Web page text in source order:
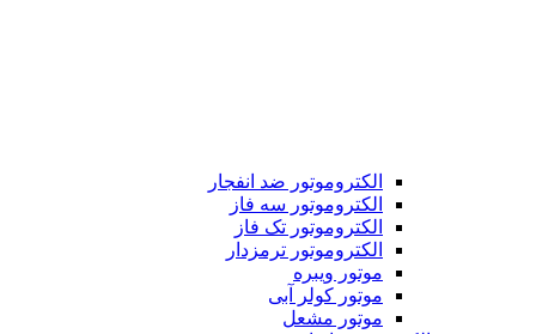
الکتروموتور ضد انفجار
الکتروموتور سه فاز
الکتروموتور تک فاز
الکتروموتور ترمزدار
موتور ویبره
موتور کولر آبی
موتور مشعل